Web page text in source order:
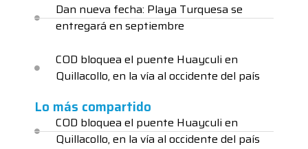
Dan nueva fecha: Playa Turquesa se
entregará en septiembre
COD bloquea el puente Huayculi en
Quillacollo, en la vía al occidente del país
Lo más compartido
COD bloquea el puente Huayculi en
Quillacollo, en la vía al occidente del país